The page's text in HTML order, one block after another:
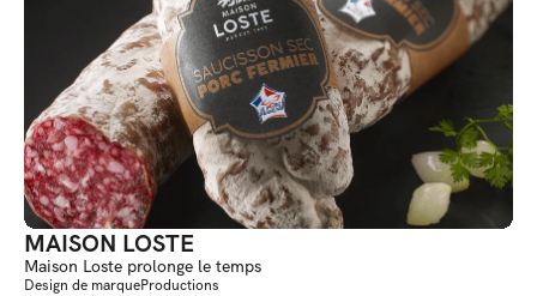
MAISON LOSTE
Maison Loste prolonge le temps
Design de marqueProductions